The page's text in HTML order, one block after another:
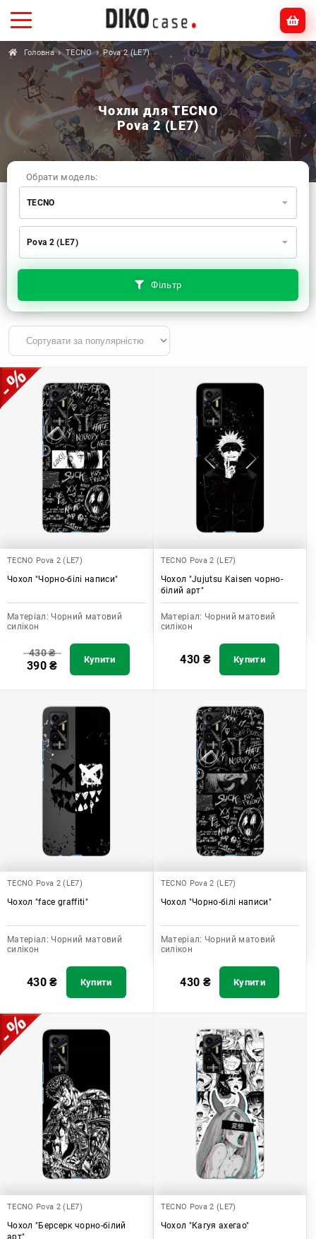
Головна TECNO Pova 2 (LE7)
Чохли для TECNO
Pova 2 (LE7)
Фільтр
Обрати модель:
TECNO
Xiaomi
Apple
Huawei
Realme
TECNO
ZTE
OnePlus
Motorola
Pova 2 (LE7)
TECNO Pova 2 (LE7)
Чохол "Чорно-білі написи"
Матеріал: Чорний матовий
силікон
430₴
390₴ Купити
TECNO Pova 2 (LE7)
Чохол "Jujutsu Kaisen чорно-
білий арт"
Матеріал: Чорний матовий
силікон
430 ₴ Купити
TECNO Pova 2 (LE7)
Чохол "face graffiti"
Матеріал: Чорний матовий
силікон
430₴ Купити
TECNO Pova 2 (LE7)
Чохол "Чорно-білі написи"
Матеріал: Чорний матовий
силікон
430 ₴ Купити
TECNO Pova 2 (LE7)
Чохол "Берсерк чорно-білий
арт"
TECNO Pova 2 (LE7)
Чохол "Кагуя ахегао"